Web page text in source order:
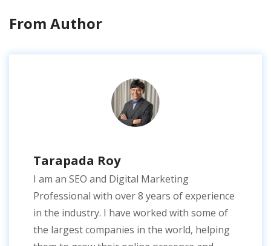
From Author
Tarapada Roy
I am an SEO and Digital Marketing
Professional with over 8 years of experience
in the industry. I have worked with some of
the largest companies in the world, helping